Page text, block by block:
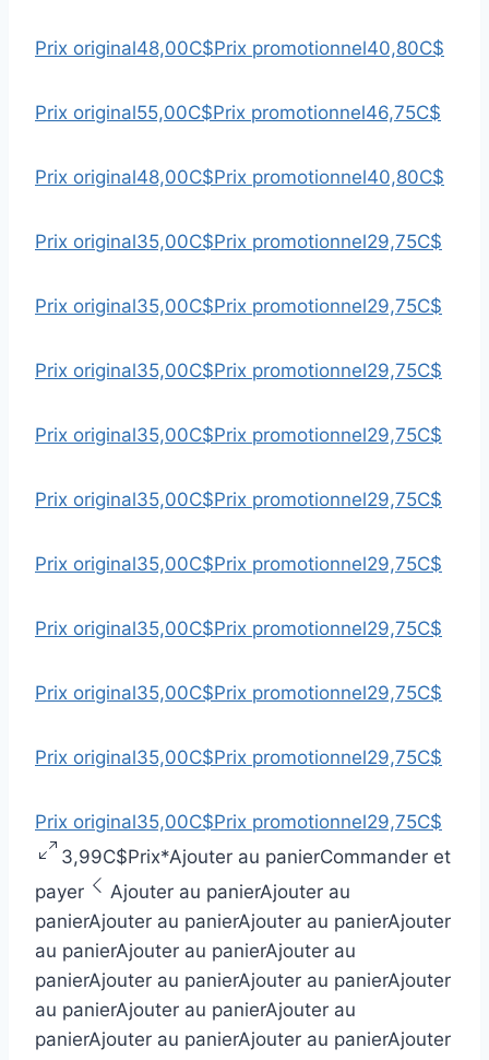
Prix original48,00C$Prix promotionnel40,80C$
Prix original55,00C$Prix promotionnel46,75C$
Prix original48,00C$Prix promotionnel40,80C$
Prix original35,00C$Prix promotionnel29,75C$
Prix original35,00C$Prix promotionnel29,75C$
Prix original35,00C$Prix promotionnel29,75C$
Prix original35,00C$Prix promotionnel29,75C$
Prix original35,00C$Prix promotionnel29,75C$
Prix original35,00C$Prix promotionnel29,75C$
Prix original35,00C$Prix promotionnel29,75C$
Prix original35,00C$Prix promotionnel29,75C$
Prix original35,00C$Prix promotionnel29,75C$
Prix original35,00C$Prix promotionnel29,75C$
3,99C$Prix*Ajouter au panierCommander et
payer
Ajouter au panierAjouter au
panierAjouter au panierAjouter au panierAjouter
au panierAjouter au panierAjouter au
panierAjouter au panierAjouter au panierAjouter
au panierAjouter au panierAjouter au
panierAjouter au panierAjouter au panierAjouter